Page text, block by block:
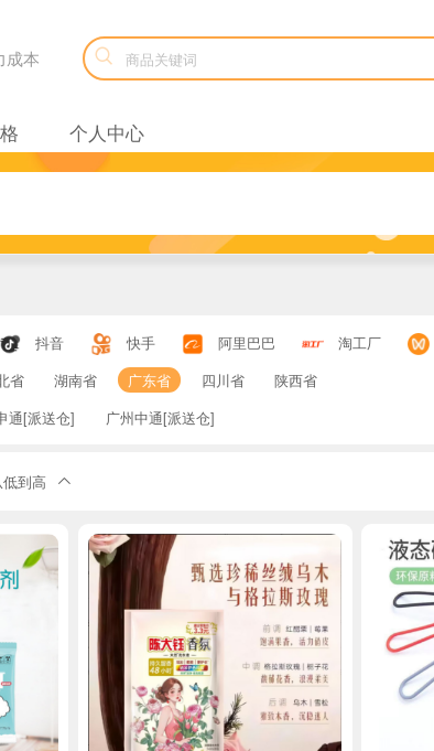
成本 
个人中心
抖音 快手 阿里巴巴 淘工厂
省 湖南省 广东省 四川省
陕西省
通[派送仓] 广州中通[派送仓]
到高 